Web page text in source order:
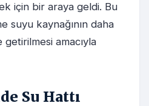
için bir araya geldi. Bu
suyu kaynağının daha
getirilmesi amacıyla
Su Hattı